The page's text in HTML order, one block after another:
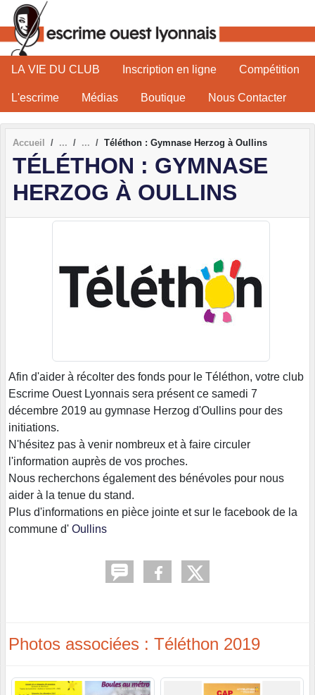
LA VIE DU CLUB Inscription en ligne Compétition
L'escrime Médias Boutique Nous Contacter
Accueil Téléthon : Gymnase Herzog à Oullins
TÉLÉTHON : GYMNASE
HERZOG À OULLINS
Afin d'aider à récolter des fonds pour le Téléthon, votre club
Escrime Ouest Lyonnais sera présent ce samedi 7
décembre 2019 au gymnase Herzog d'Oullins pour des
initiations.
N'hésitez pas à venir nombreux et à faire circuler
l'information auprès de vos proches.
Nous recherchons également des bénévoles pour nous
aider à la tenue du stand.
Plus d'informations en pièce jointe et sur le facebook de la
commune d' Oullins
Photos associées : Téléthon 2019
Panneau de gestion des cookies